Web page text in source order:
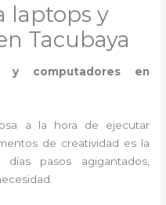
laptops y
Tacubaya
y computadores en
a la hora de ejecutar
de creatividad es la
pasos agigantados,